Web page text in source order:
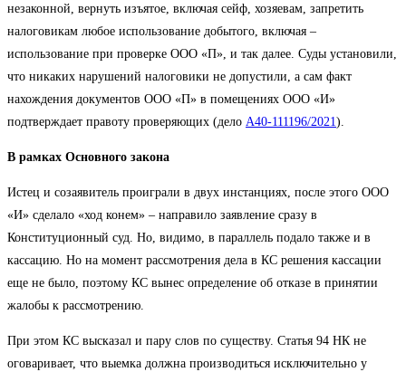
незаконной, вернуть изъятое, включая сейф, хозяевам, запретить
налоговикам любое использование добытого, включая –
использование при проверке ООО «П», и так далее. Суды установили,
что никаких нарушений налоговики не допустили, а сам факт
нахождения документов ООО «П» в помещениях ООО «И»
подтверждает правоту проверяющих (дело А40-111196/2021).
В рамках Основного закона
Истец и созаявитель проиграли в двух инстанциях, после этого ООО
«И» сделало «ход конем» – направило заявление сразу в
Конституционный суд. Но, видимо, в параллель подало также и в
кассацию. Но на момент рассмотрения дела в КС решения кассации
еще не было, поэтому КС вынес определение об отказе в принятии
жалобы к рассмотрению.
При этом КС высказал и пару слов по существу. Статья 94 НК не
оговаривает, что выемка должна производиться исключительно у